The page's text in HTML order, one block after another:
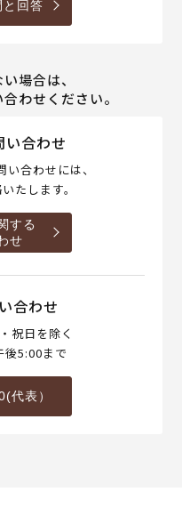
と回答
場合は、
わせください。
い合わせ
合わせには、
たします。
する
せ
合わせ
祝日を除く
後5:00まで
代表）